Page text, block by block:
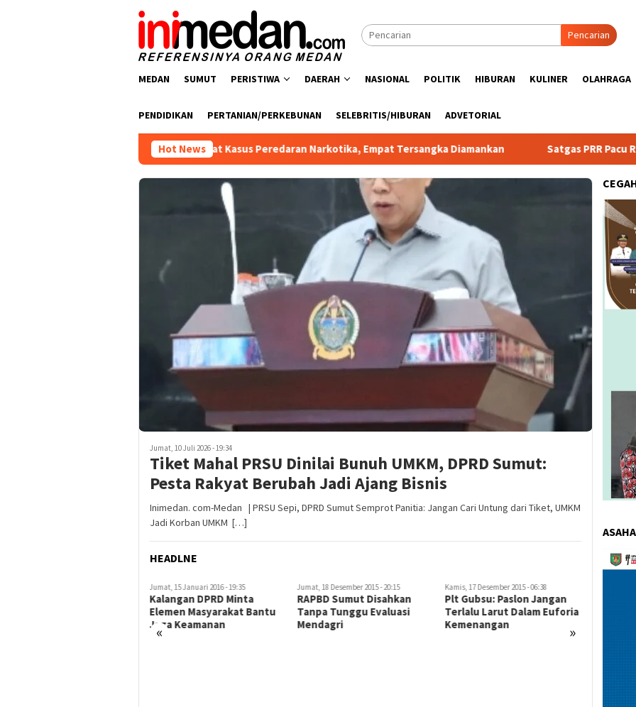
Pencarian
MEDAN SUMUT PERISTIWA DAERAH NASIONAL POLITIK HIBURAN KULINER OLAHRAGA
PENDIDIKAN PERTANIAN/PERKEBUNAN SELEBRITIS/HIBURAN ADVETORIAL
Hot News
Batu Bara Ungkap Empat Kasus Peredaran Narkotika, Empat Tersangka Diamankan Satgas PRR Pacu Realisasi
Jumat, 10 Juli 2026 - 19:34
Tiket Mahal PRSU Dinilai Bunuh UMKM, DPRD Sumut:
Pesta Rakyat Berubah Jadi Ajang Bisnis
Inimedan. com-Medan | PRSU Sepi, DPRD Sumut Semprot Panitia: Jangan Cari Untung dari Tiket, UMKM
Jadi Korban UMKM […]
HEADLNE
« »
Jumat, 15 Januari 2016 - 19:35
Kalangan DPRD Minta
Elemen Masyarakat Bantu
Jaga Keamanan
Jumat, 18 Desember 2015 - 20:15
RAPBD Sumut Disahkan
Tanpa Tunggu Evaluasi
Mendagri
Kamis, 17 Desember 2015 - 06:38
Plt Gubsu: Paslon Jangan
Terlalu Larut Dalam Euforia
Kemenangan
Video